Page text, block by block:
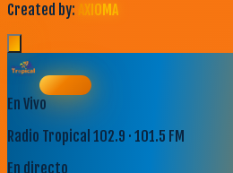
Created by: AXIOMA
En Vivo
Radio Tropical 102.9 · 101.5 FM
En directo